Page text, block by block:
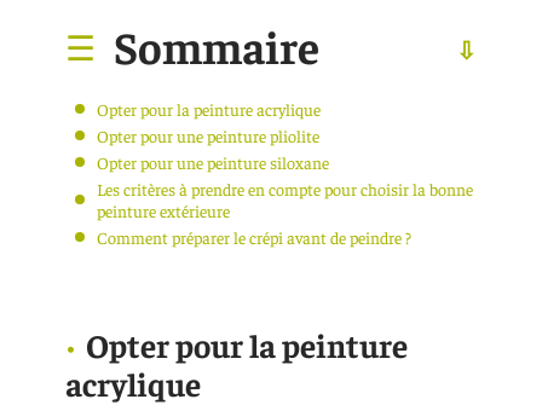
Sommaire
Opter pour la peinture acrylique
Opter pour une peinture pliolite
Opter pour une peinture siloxane
Les critères à prendre en compte pour choisir la bonne
peinture extérieure
Comment préparer le crépi avant de peindre ?
Opter pour la peinture
acrylique